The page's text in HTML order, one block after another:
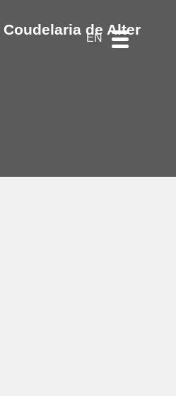
EN
de Alter